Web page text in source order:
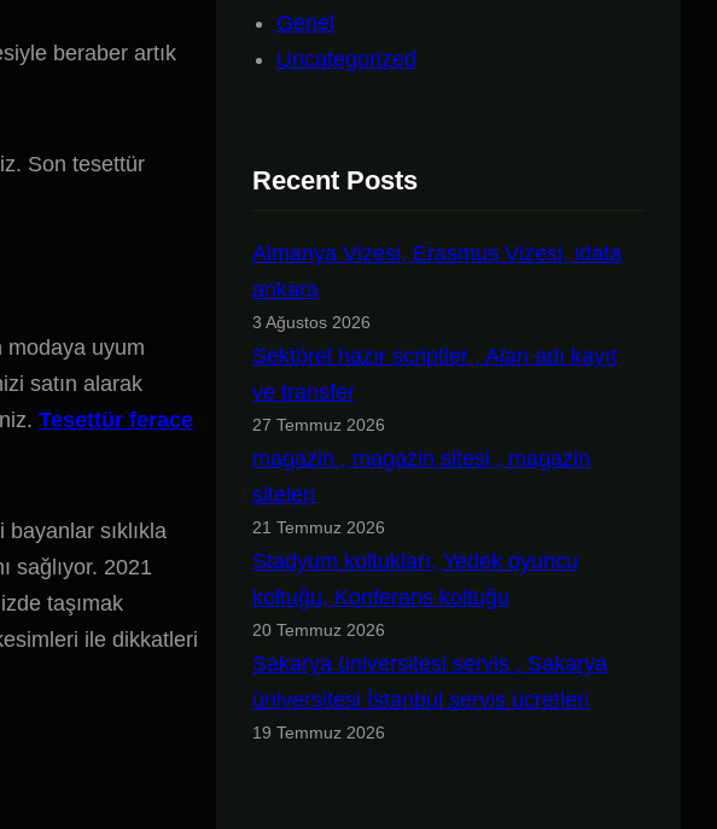
beraber artık
Son tesettür
modaya uyum
satın alarak
Tesettür ferace
bayanlar sıklıkla
sağlıyor. 2021
taşımak
ile dikkatleri
Genel
Uncategorized
Recent Posts
Almanya Vizesi, Erasmus Vizesi, idata
ankara
3 Ağustos 2026
Sektörel hazır scriptler , Alan adı kayıt
ve transfer
27 Temmuz 2026
magazin , magazin sitesi , magazin
siteleri
21 Temmuz 2026
Stadyum koltukları, Yedek oyuncu
koltuğu, Konferans koltuğu
20 Temmuz 2026
Sakarya üniversitesi servis , Sakarya
üniversitesi İstanbul servis ücretleri
19 Temmuz 2026